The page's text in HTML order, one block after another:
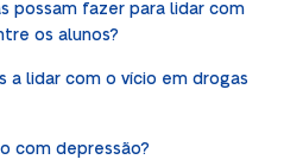
possam fazer para lidar com
os alunos?
a lidar com o vício em drogas
com depressão?